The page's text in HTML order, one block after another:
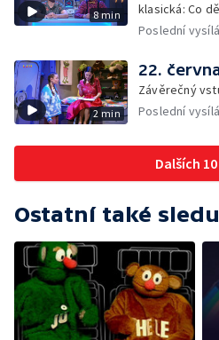
8 min
klasická: Co
Poslední
2 min
22.
Závěrečný
Poslední
Dalších
Ostatní také